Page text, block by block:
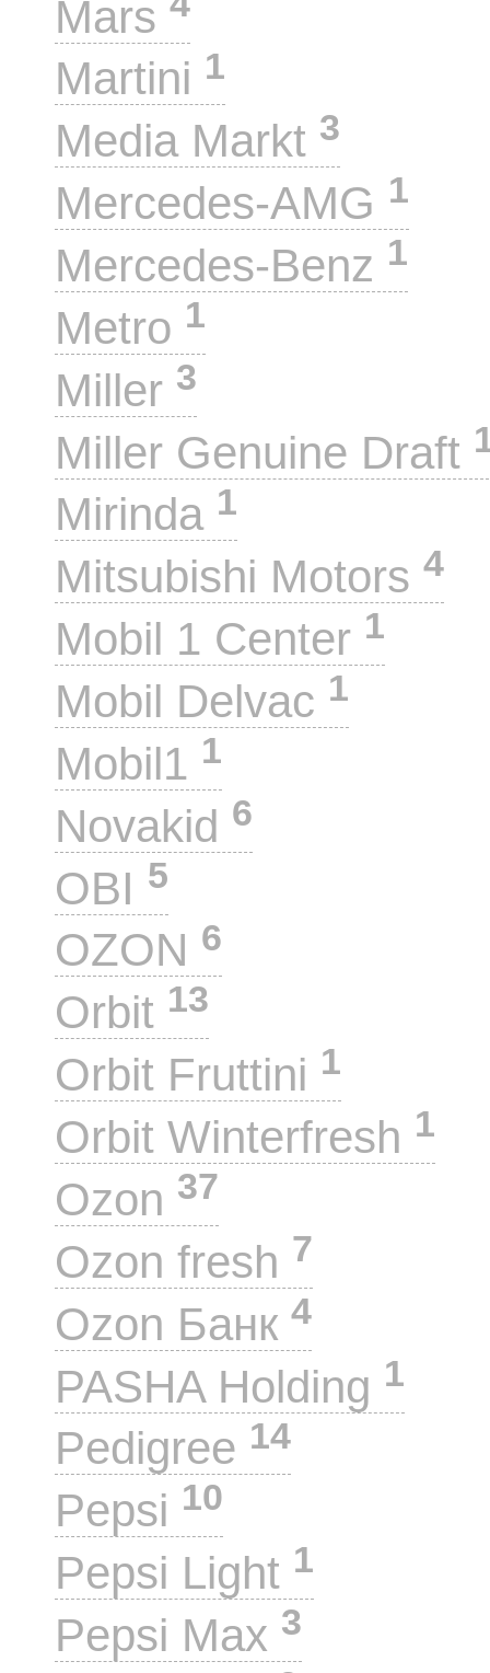
Mars
Martini 1
Media Markt 3
Mercedes-AMG 1
Mercedes-Benz 1
Metro 1
Miller 3
Miller Genuine Draft
Mirinda 1
Mitsubishi Motors 4
Mobil 1 Center 1
Mobil Delvac 1
Mobil1 1
Novakid 6
OBI 5
OZON 6
Orbit 13
Orbit Fruttini 1
Orbit Winterfresh 1
Ozon 37
Ozon fresh 7
Ozon Банк 4
PASHA Holding 1
Pedigree 14
Pepsi 10
Pepsi Light 1
Pepsi Max 3